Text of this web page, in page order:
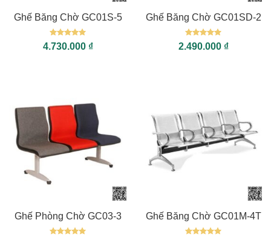
Ghế Băng Chờ GC01S-5
Được xếp
hạng55
4.730.000 ₫
Ghế Băng Chờ GC01SD-2
Được xếp
hạng55
2.490.000 ₫
Ghế Phòng Chờ GC03-3 Ghế Băng Chờ GC01M-4T